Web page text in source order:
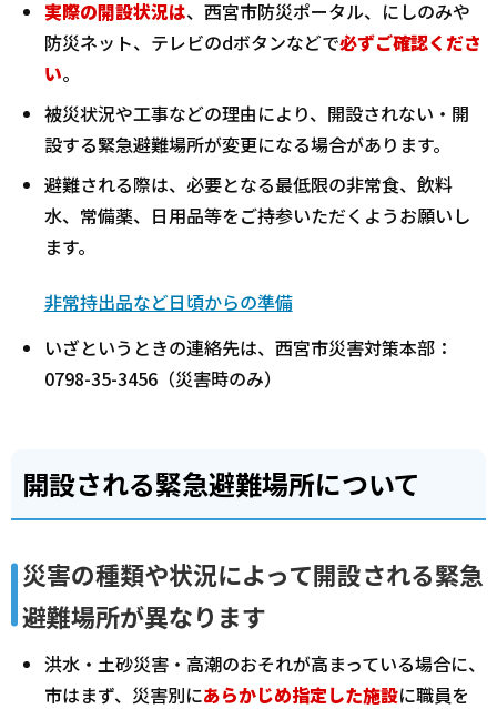
実際の開設状況は、西宮市防災ポータル、にしのみや
防災ネット、テレビのdボタンなどで必ずご確認くださ
い。
被災状況や工事などの理由により、開設されない・開
設する緊急避難場所が変更になる場合があります。
避難される際は、必要となる最低限の非常食、飲料
水、常備薬、日用品等をご持参いただくようお願いし
ます。
非常持出品など日頃からの準備
いざというときの連絡先は、西宮市災害対策本部：
0798-35-3456（災害時のみ）
開設される緊急避難場所について
災害の種類や状況によって開設される緊急
避難場所が異なります
洪水・土砂災害・高潮のおそれが高まっている場合に、
市はまず、災害別にあらかじめ指定した施設に職員を